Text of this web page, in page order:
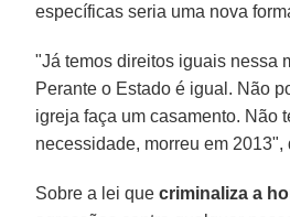
específicas seria uma nova
"Já temos direitos iguais nessa
Perante o Estado é igual. Não
igreja faça um casamento. Não
necessidade, morreu em 2013",
Sobre a lei quecriminaliza a